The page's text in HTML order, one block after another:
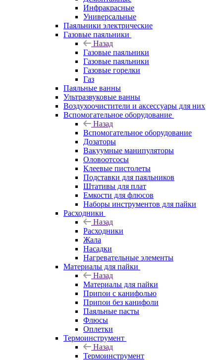
Инфракрасные
Универсальные
Паяльники электрические
Газовые паяльники
Назад
Газовые паяльники
Газовые паяльники
Газовые горелки
Газ
Паяльные ванны
Ультразвуковые ванны
Воздухоочистители и аксессуары для них
Вспомогательное оборудование
Назад
Вспомогательное оборудование
Дозаторы
Вакуумные манипуляторы
Оловоотсосы
Клеевые пистолеты
Подставки для паяльников
Штативы для плат
Емкости для флюсов
Наборы инструментов для пайки
Расходники
Назад
Расходники
Жала
Насадки
Нагревательные элементы
Материалы для пайки
Назад
Материалы для пайки
Припои с канифолью
Припои без канифоли
Паяльные пасты
Флюсы
Оплетки
Термоинструмент
Назад
Термоинструмент